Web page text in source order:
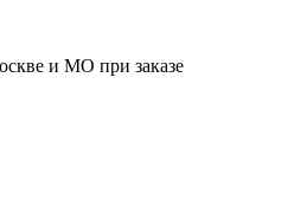
и МО при заказе